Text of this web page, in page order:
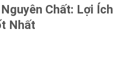
Chất: Lợi Ích
Nhất